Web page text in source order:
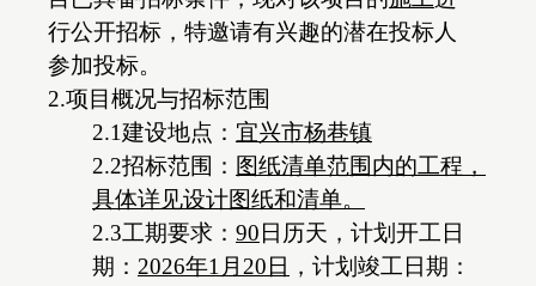
行公开招标，特邀请有兴趣的潜在投标人
参加投标。
2.项目概况与招标范围
2.1建设地点： 宜兴市杨巷镇
2.2招标范围： 图纸清单范围内的工程，
具体详见设计图纸和清单。
2.3工期要求： 90 日历天，计划开工日
期： 2026年1 月 20 日 ，计划竣工日期：